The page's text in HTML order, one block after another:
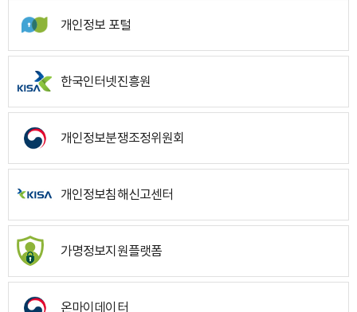
개인정보 포털
한국인터넷진흥원
개인정보분쟁조정위원회
개인정보침해신고센터
가명정보지원플랫폼
온마이데이터